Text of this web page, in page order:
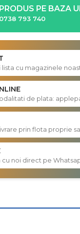
PRODUS PE BAZA
0738 793 740
lista cu magazinele
de plata:
prin flota proprie
cu noi direct pe